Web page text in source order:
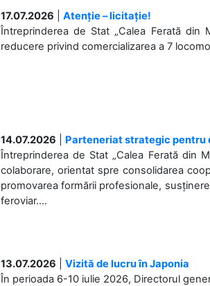
17.07.2026
Atenție – licitație!
Întreprinderea de Stat „Calea Ferată
reducere privind comercializarea a 7
14.07.2026
Parteneriat strategic
Întreprinderea de Stat „Calea Ferată din
colaborare, orientat spre consolidarea
promovarea formării profesionale,
feroviar....
13.07.2026
Vizită de lucru în Japonia
În perioada 6-10 iulie 2026, Directorul